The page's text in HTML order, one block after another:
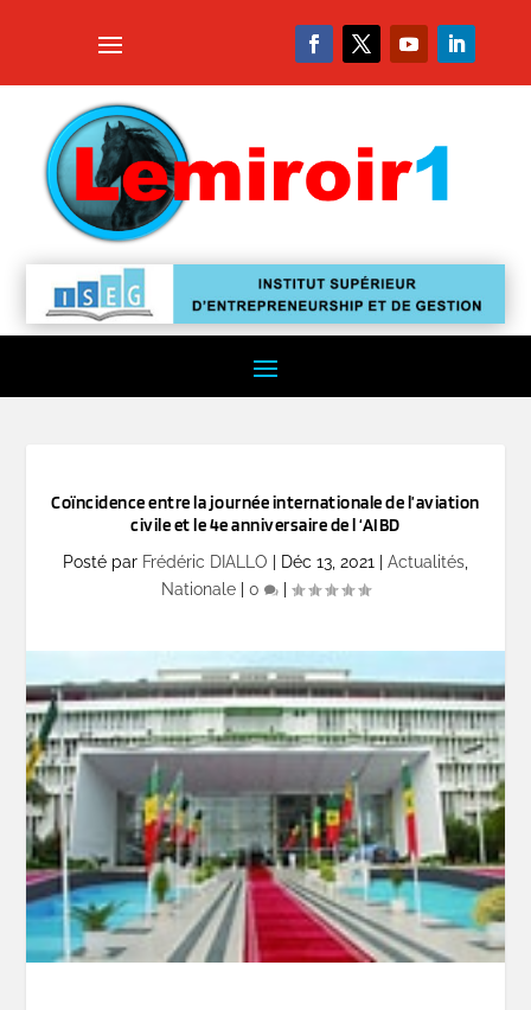
Coïncidence entre la journée internationale de l’aviation
civile et le 4e anniversaire de l ‘AIBD
Posté par Frédéric DIALLO Déc 13, 2021 Actualités
Nationale
0